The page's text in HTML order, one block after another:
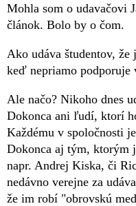
Mohla som o udavačovi
článok. Bolo by o čom.
Ako udáva študentov, že
keď nepriamo podporuje
Ale načo? Nikoho dnes
Dokonca ani ľudí, ktorí
Každému v spoločnosti
Dokonca aj tým, ktorým
napr. Andrej Kiska, či
nedávno verejne za
že im robí "obrovskú